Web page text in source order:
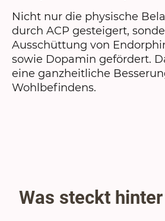
Nicht nur die physische
durch ACP gesteigert,
Ausschüttung von
sowie Dopamin gefördert.
eine ganzheitliche
Wohlbefindens.
Was steckt hinter